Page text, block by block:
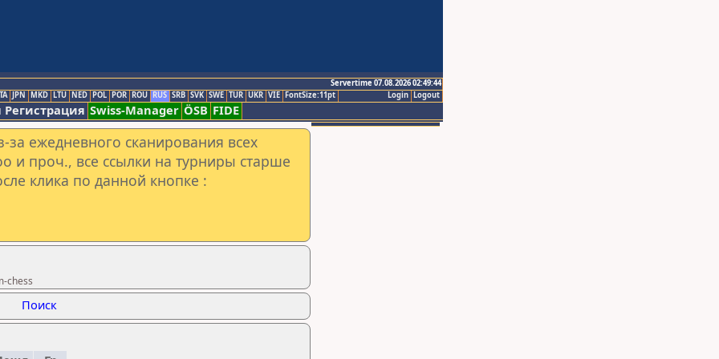
Servertime 07.08.2026 02:49:44
Logout
Login
JPN MKD LTU NED POL POR ROU RUS SRB SVK SWE TUR UKR VIE FontSize:11pt
Swiss-Manager ÖSB FIDE
ежедневного сканирования всех
и проч., все ссылки на турниры старше
клика по данной кнопке :
chess
Поиск